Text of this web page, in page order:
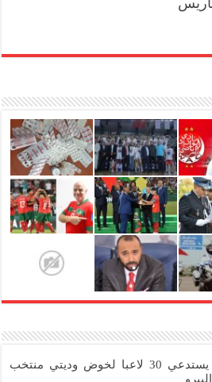
الركراكي يستدعي 30 لاعبا لخوض وديتي منتخب